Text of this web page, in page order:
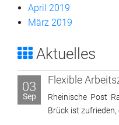
April 2019
März 2019
Aktuelles
03
Sep
Flexible
Rheinische Post
Brück ist zufrieden,